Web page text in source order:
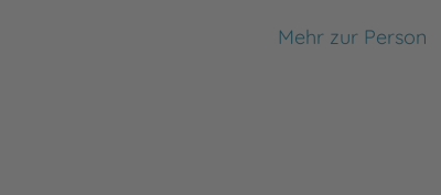
Mehr zur Person
Anne Bodinka